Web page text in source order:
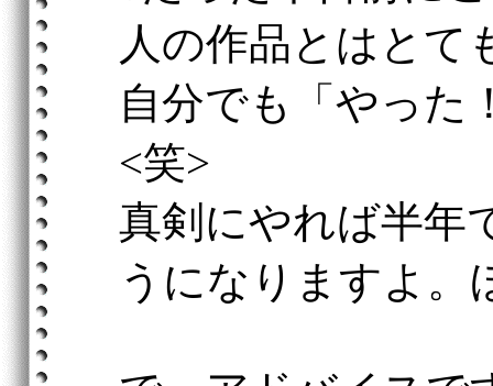
人の作品とはとて
自分でも「やった
<笑>
真剣にやれば半年
うになりますよ。